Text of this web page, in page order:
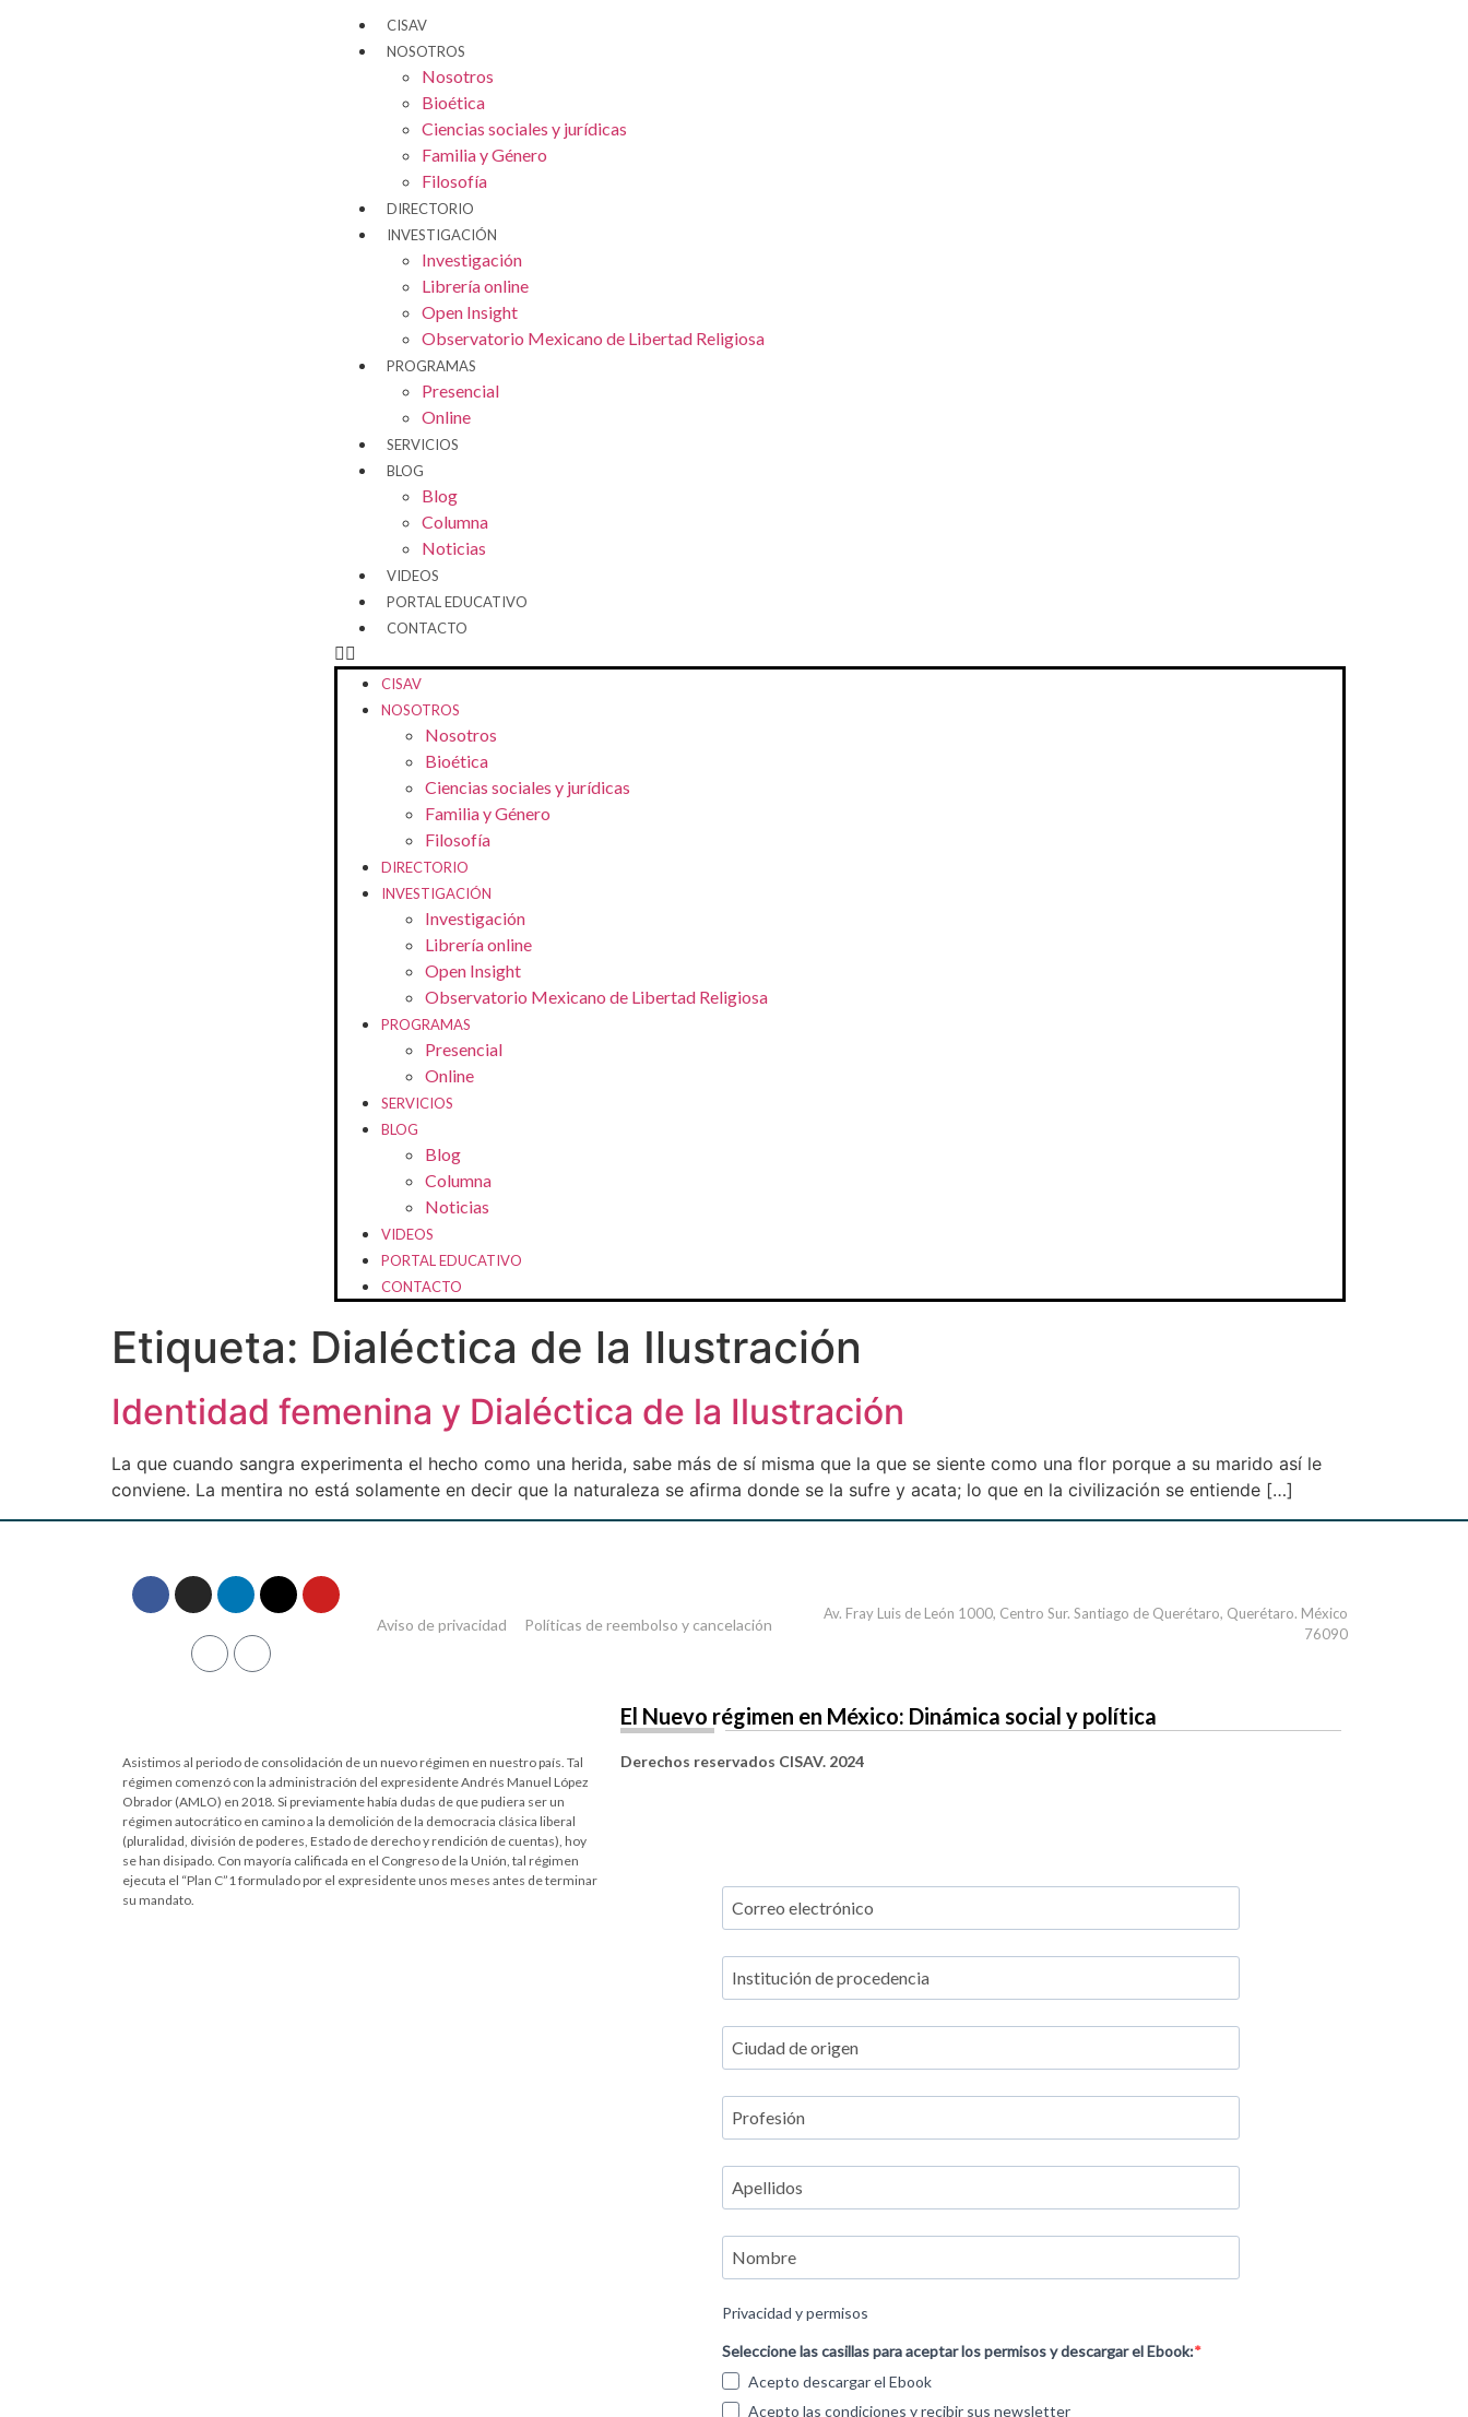
CISAV
NOSOTROS
Nosotros
Bioética
Ciencias sociales y jurídicas
Familia y Género
Filosofía
DIRECTORIO
INVESTIGACIÓN
Investigación
Librería online
Open Insight
Observatorio Mexicano de Libertad Religiosa
PROGRAMAS
Presencial
Online
SERVICIOS
BLOG
Blog
Columna
Noticias
VIDEOS
PORTAL EDUCATIVO
CONTACTO
CISAV
NOSOTROS
Nosotros
Bioética
Ciencias sociales y jurídicas
Familia y Género
Filosofía
DIRECTORIO
INVESTIGACIÓN
Investigación
Librería online
Open Insight
Observatorio Mexicano de Libertad Religiosa
PROGRAMAS
Presencial
Online
SERVICIOS
BLOG
Blog
Columna
Noticias
VIDEOS
PORTAL EDUCATIVO
CONTACTO
Etiqueta: Dialéctica de la Ilustración
Identidad femenina y Dialéctica de la Ilustración
La que cuando sangra experimenta el hecho como una herida, sabe más de sí misma que la que se siente como una flor porque a su marido así le
conviene. La mentira no está solamente en decir que la naturaleza se afirma donde se la sufre y acata; lo que en la civilización se entiende […]
Aviso de privacidad Políticas de reembolso y cancelación
Av. Fray Luis de León 1000, Centro Sur. Santiago de Querétaro, Querétaro. México
76090
Asistimos al periodo de consolidación de un nuevo régimen en nuestro país. Tal
régimen comenzó con la administración del expresidente Andrés Manuel López
Obrador (AMLO) en 2018. Si previamente había dudas de que pudiera ser un
régimen autocrático en camino a la demolición de la democracia clásica liberal
(pluralidad, división de poderes, Estado de derecho y rendición de cuentas), hoy
se han disipado. Con mayoría calificada en el Congreso de la Unión, tal régimen
ejecuta el “Plan C”1 formulado por el expresidente unos meses antes de terminar
su mandato.
El Nuevo régimen en México: Dinámica social y política
Derechos reservados CISAV. 2024